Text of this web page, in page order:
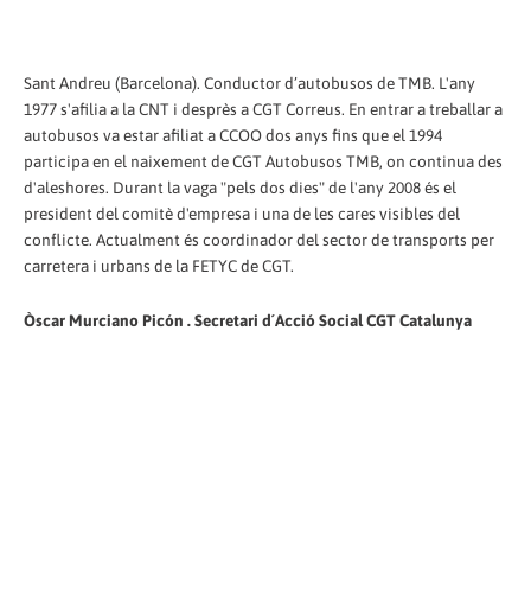
Sant Andreu (Barcelona). Conductor d’autobusos de TMB. L'any
1977 s'afilia a la CNT i desprès a CGT Correus. En entrar a treballar a
autobusos va estar afiliat a CCOO dos anys fins que el 1994
participa en el naixement de CGT Autobusos TMB, on continua des
d'aleshores. Durant la vaga "pels dos dies" de l'any 2008 és el
president del comitè d'empresa i una de les cares visibles del
conflicte. Actualment és coordinador del sector de transports per
carretera i urbans de la FETYC de CGT.
Òscar Murciano Picón . Secretari d´Acció Social CGT Catalunya